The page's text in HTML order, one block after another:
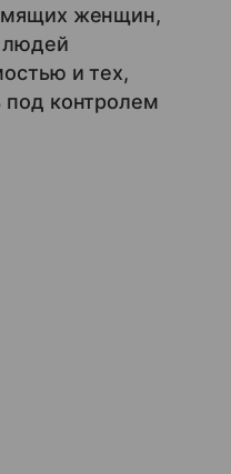
женщин,
людей
и тех,
контролем